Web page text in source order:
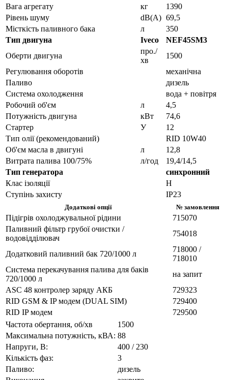
Вага агрегату
кг
1390
Рівень шуму
dB(A) 69,5
Місткість паливного бака
л
350
Тип двигуна
Iveco
NEF45SM3
Оберти двигуна
про./
хв
1500
Регулювання оборотів
механічна
Паливо
дизель
Система охолодження
вода + повітря
Робочий об'єм
л
4,5
Потужність двигуна
кВт
74,6
Стартер
У
12
Тип олії (рекомендований)
RID 10W40
Об'єм масла в двигуні
л
12,8
Витрата палива 100/75%
л/год
19,4/14,5
Тип генератора
синхронний
Клас ізоляції
H
Ступінь захисту
IP23
Додаткові опції № замовлення
Підігрів охолоджувальної рідини
715070
Паливний фільтр грубої очистки /
водовідділювач
754018
Додатковий паливний бак 720/1000 л
718000 /
718010
Система перекачування палива для баків
720/1000 л
на запит
ASC 48 контролер заряду АКБ
729323
RID GSM & IP модем (DUAL SIM)
729400
RID IP модем
729500
Частота обертання, об/хв
1500
Максимальна потужність, кВА: 88
Напруги, В:
400 / 230
Кількість фаз:
3
Паливо:
дизель